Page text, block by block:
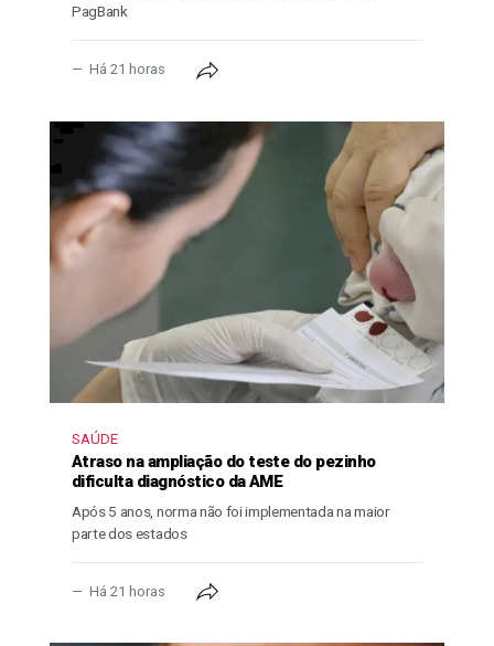
PagBank
Há 21 horas
SAÚDE
Atraso na ampliação do teste do pezinho
dificulta diagnóstico da AME
Após 5 anos, norma não foi implementada na maior
parte dos estados
Há 21 horas